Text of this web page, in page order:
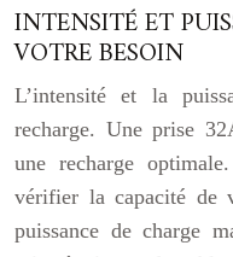
INTENSITÉ ET
VOTRE BESOIN
L’intensité et la
recharge. Une prise
une recharge
vérifier la capacité de
puissance de charge